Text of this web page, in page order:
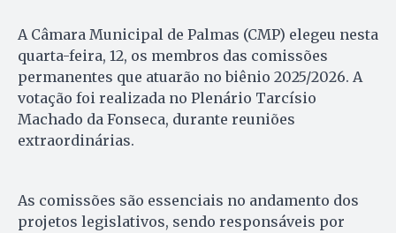
A Câmara Municipal de Palmas (CMP) elegeu nesta
quarta-feira, 12, os membros das comissões
permanentes que atuarão no biênio 2025/2026. A
votação foi realizada no Plenário Tarcísio
Machado da Fonseca, durante reuniões
extraordinárias.
As comissões são essenciais no andamento dos
projetos legislativos, sendo responsáveis por